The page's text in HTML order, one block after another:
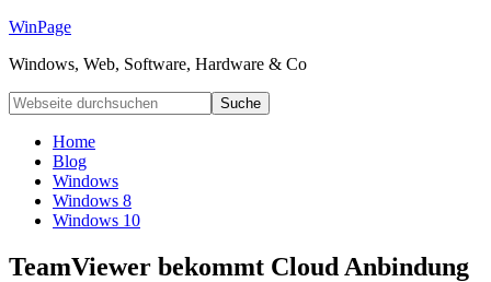
WinPage
Windows, Web, Software, Hardware & Co
Home
Blog
Windows
Windows 8
Windows 10
TeamViewer bekommt Cloud Anbindung